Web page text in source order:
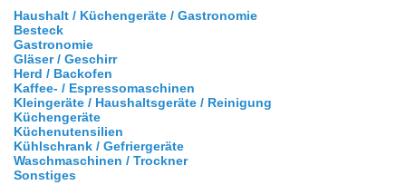
Haushalt / Küchengeräte / Gastronomie
Besteck
Gastronomie
Gläser / Geschirr
Herd / Backofen
Kaffee- / Espressomaschinen
Kleingeräte / Haushaltsgeräte / Reinigung
Küchengeräte
Küchenutensilien
Kühlschrank / Gefriergeräte
Waschmaschinen / Trockner
Sonstiges